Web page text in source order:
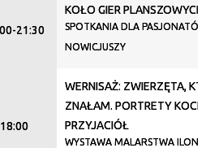
21:30
KOŁO GIER PLANSZOWYCH
SPOTKANIA DLA
NOWICJUSZY
18:00
WERNISAŻ: ZWIERZĘTA,
ZNAŁAM. PORTRETY
PRZYJACIÓŁ
WYSTAWA MALARSTWA ILONY